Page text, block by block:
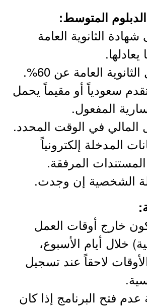
المتوسط:
الثانوية العامة
العامة عن 60%.
سعودياً أو مقيماً يحمل
المفعول.
المالي في الوقت المحدد.
المدخلة إلكترونياً
المرفقة.
الشخصية إن وجدت.
خارج أوقات العمل
خلال أيام الأسبوع،
لاحقاً عند تسجيل
فتح البرنامج إذا كان